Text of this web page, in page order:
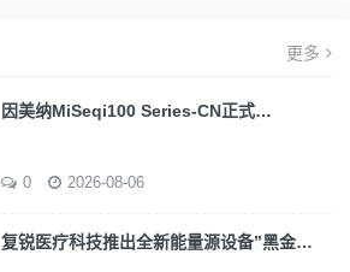
更多
因美纳MiSeqi100 Series-CN正式…
0 2026-08-06
复锐医疗科技推出全新能量源设备”黑金…